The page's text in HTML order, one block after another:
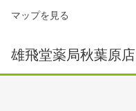
マップを見る
雄飛堂薬局秋葉原店